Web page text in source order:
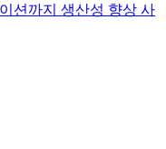
션까지 생산성 향상 사